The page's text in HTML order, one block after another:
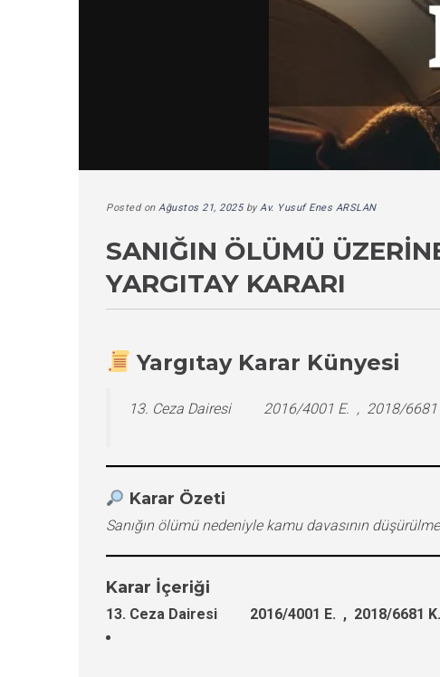
Posted on Ağustos 21, 2025byAv. Yusuf Enes ARSLAN
SANIĞIN ÖLÜMÜ
YARGITAY KARARI
Yargıtay Karar Künyesi
13. Ceza Dairesi 2016/4001 E. , 2018/6681
Karar Özeti
Sanığın ölümü nedeniyle kamu davasının
Karar İçeriği
13. Ceza Dairesi 2016/4001 E. , 2018/6681 K.